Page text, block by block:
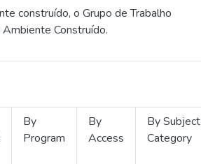
construído, o Grupo de Trabalho
Construído.
By
Program
By
Access
By Subject
Category